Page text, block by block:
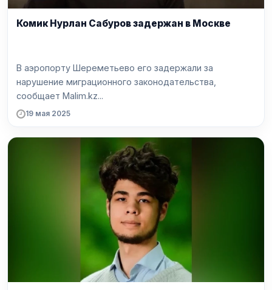
Комик Нурлан Сабуров задержан в Москве
В аэропорту Шереметьево его задержали за
нарушение миграционного законодательства,
сообщает Malim.kz...
19 мая 2025